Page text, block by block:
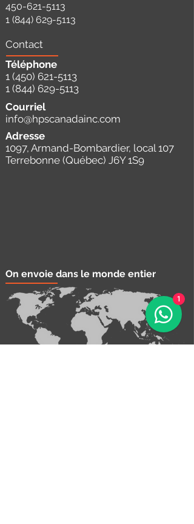
450-621-5113
1 (844) 629-5113
Contact
Téléphone
1 (450) 621-5113
1 (844) 629-5113
Courriel
info@hpscanadainc.com
Adresse
1097, Armand-Bombardier, local 107
Terrebonne (Québec) J6Y 1S9
On envoie dans le monde entier
1